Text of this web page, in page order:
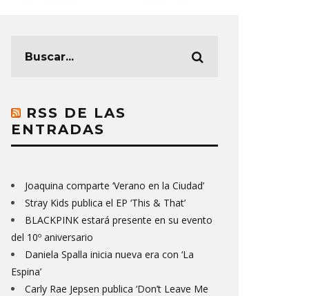
RSS DE LAS
ENTRADAS
Joaquina comparte ‘Verano en la Ciudad’
Stray Kids publica el EP ‘This & That’
BLACKPINK estará presente en su evento
del 10º aniversario
Daniela Spalla inicia nueva era con ‘La
Espina’
Carly Rae Jepsen publica ‘Don’t Leave Me